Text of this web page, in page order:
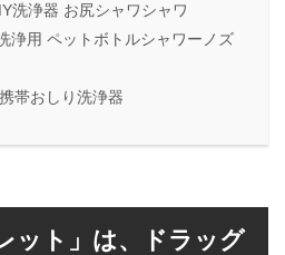
洗浄器 お尻シャワシャワ
浄用 ペットボトルシャワーノズ
帯おしり洗浄器
ット」は、ドラッグ